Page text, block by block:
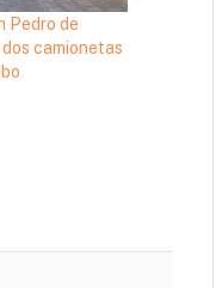
Pedro de
camionetas